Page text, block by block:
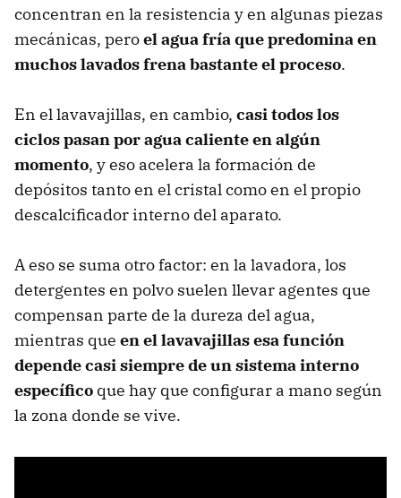
concentran en la resistencia y en algunas piezas
mecánicas, peroel agua fría que predomina en
muchos lavados frena bastante el proceso.
En el lavavajillas, en cambio, casi todos los
ciclos pasan por agua caliente en algún
momento, y eso acelera la formación de
depósitos tanto en el cristal como en el propio
descalcificador interno del aparato.
A eso se suma otro factor: en la lavadora, los
detergentes en polvo suelen llevar agentes que
compensan parte de la dureza del agua,
mientras que en el lavavajillas esa función
depende casi siempre de un sistema interno
específico que hay que configurar a mano según
la zona donde se vive.